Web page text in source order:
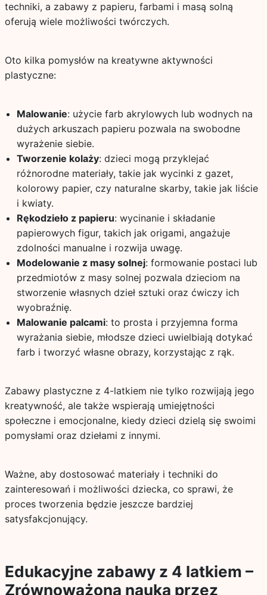
techniki, a zabawy z papieru, farbami i masą solną
oferują wiele możliwości twórczych.
Oto kilka pomysłów na kreatywne aktywności
plastyczne:
Malowanie: użycie farb akrylowych lub wodnych na
dużych arkuszach papieru pozwala na swobodne
wyrażenie siebie.
Tworzenie kolaży: dzieci mogą przyklejać
różnorodne materiały, takie jak wycinki z gazet,
kolorowy papier, czy naturalne skarby, takie jak liście
i kwiaty.
Rękodzieło z papieru: wycinanie i składanie
papierowych figur, takich jak origami, angażuje
zdolności manualne i rozwija uwagę.
Modelowanie z masy solnej: formowanie postaci lub
przedmiotów z masy solnej pozwala dzieciom na
stworzenie własnych dzieł sztuki oraz ćwiczy ich
wyobraźnię.
Malowanie palcami: to prosta i przyjemna forma
wyrażania siebie, młodsze dzieci uwielbiają dotykać
farb i tworzyć własne obrazy, korzystając z rąk.
Zabawy plastyczne z 4-latkiem nie tylko rozwijają jego
kreatywność, ale także wspierają umiejętności
społeczne i emocjonalne, kiedy dzieci dzielą się swoimi
pomysłami oraz dziełami z innymi.
Ważne, aby dostosować materiały i techniki do
zainteresowań i możliwości dziecka, co sprawi, że
proces tworzenia będzie jeszcze bardziej
satysfakcjonujący.
Edukacyjne zabawy z 4 latkiem –
Zrównoważona nauka przez